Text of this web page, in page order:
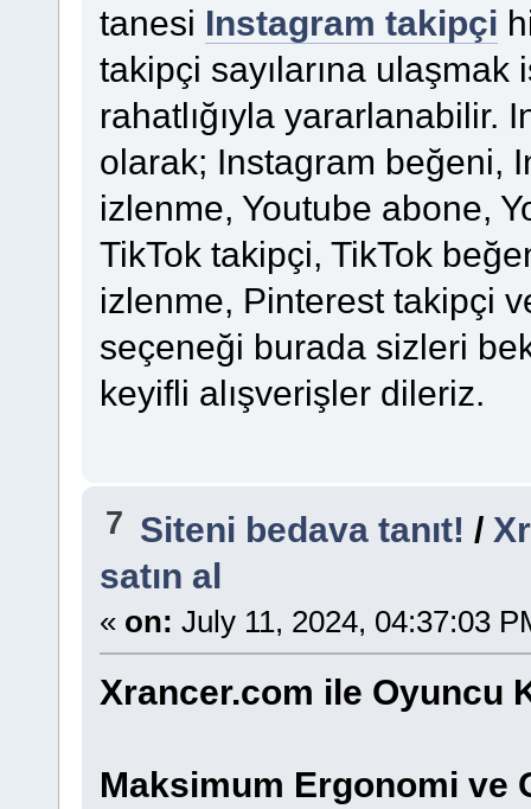
tanesi Instagram takipçi
takipçi sayılarına
rahatlığıyla yararlanabilir.
olarak; Instagram beğeni,
izlenme, Youtube abone,
TikTok takipçi, TikTok
izlenme, Pinterest takipçi
seçeneği burada sizleri
keyifli alışverişler dileriz.
7 Siteni bedava tanıt! /
satın al
« on: July 11, 2024, 04:37:03
Xrancer.com ile Oyuncu
Maksimum Ergonomi ve